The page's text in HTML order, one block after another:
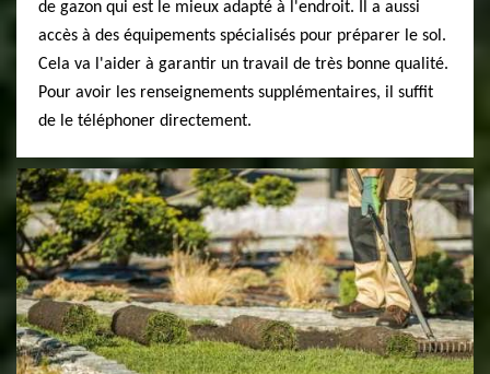
de gazon qui est le mieux adapté à l'endroit. Il a aussi
accès à des équipements spécialisés pour préparer le sol.
Cela va l'aider à garantir un travail de très bonne qualité.
Pour avoir les renseignements supplémentaires, il suffit
de le téléphoner directement.